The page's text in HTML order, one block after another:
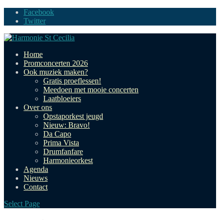
Facebook
Twitter
Home
Promconcerten 2026
Ook muziek maken?
Gratis proeflessen!
Meedoen met mooie concerten
Laatbloeiers
Over ons
Opstaporkest jeugd
Nieuw: Bravo!
Da Capo
Prima Vista
Drumfanfare
Harmonieorkest
Agenda
Nieuws
Contact
Select Page